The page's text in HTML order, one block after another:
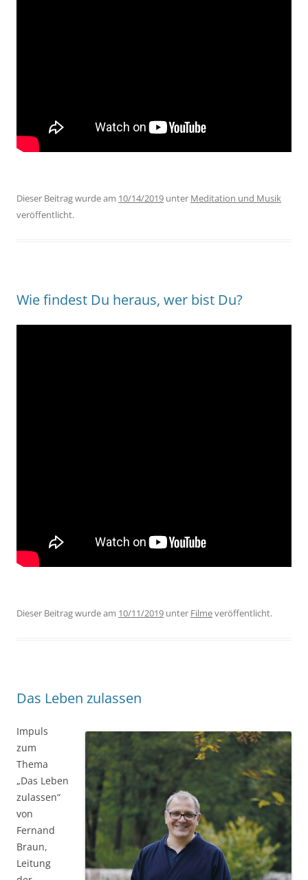
Dieser Beitrag wurde am 10/14/2019 unter Meditation und Musik
veröffentlicht.
Wie findest Du heraus, wer bist Du?
Dieser Beitrag wurde am 10/11/2019 unter Filmeveröffentlicht.
Das Leben zulassen
Impuls
zum
Thema
„Das Leben
zulassen“
von
Fernand
Braun,
Leitung